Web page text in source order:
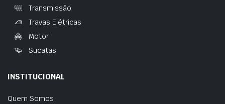
Transmissão
Travas Elétricas
Motor
Sucatas
INSTITUCIONAL
Quem Somos